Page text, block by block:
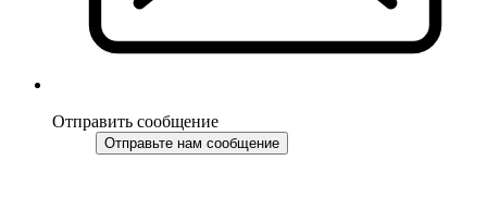
Отправить сообщение
Отправьте нам сообщение